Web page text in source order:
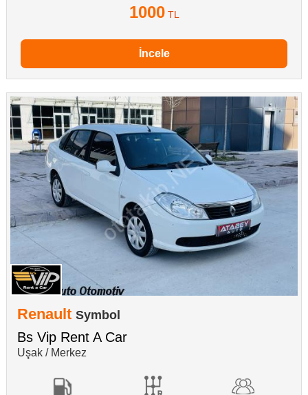
1000 TL
İncele
Renault Symbol
Bs Vip Rent A Car
Uşak / Merkez